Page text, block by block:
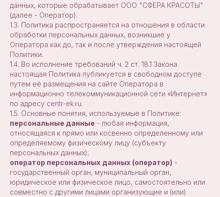
данных, которые обрабатывает ООО "СФЕРА КРАСОТЫ"
(далее - Оператор).
1.3. Политика распространяется на отношения в области
обработки персональных данных, возникшие у
Оператора как до, так и после утверждения настоящей
Политики.
1.4. Во исполнение требований ч. 2 ст. 18.1 Закона
настоящая Политика публикуется в свободном доступе
путем её размещения на сайте Оператора в
информационно телекоммуникационной сети «Интернет»
по адресу centr-ek.ru.
1.5. Основные понятия, используемые в Политике:
персональные данные - любая информация,
относящаяся к прямо или косвенно определенному или
определяемому физическому лицу (субъекту
персональных данных);
оператор персональных данных (оператор) -
государственный орган, муниципальный орган,
юридическое или физическое лицо, самостоятельно или
совместно с другими лицами организующие и (или)